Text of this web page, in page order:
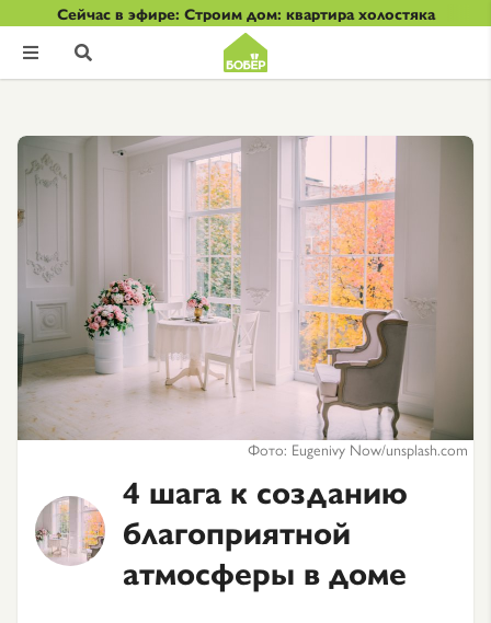
Сейчас в эфире: Строим дом: квартира холостяка
 
Фото: Eugenivy Now/unsplash.com
4 шага к созданию
благоприятной
атмосферы в доме